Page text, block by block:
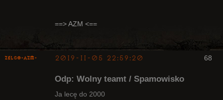
==> AZM <==
68
ZelgO-AZM- 2019-11-05 22:59:20
Odp: Wolny teamt / Spamowisko
Ja lecę do 2000